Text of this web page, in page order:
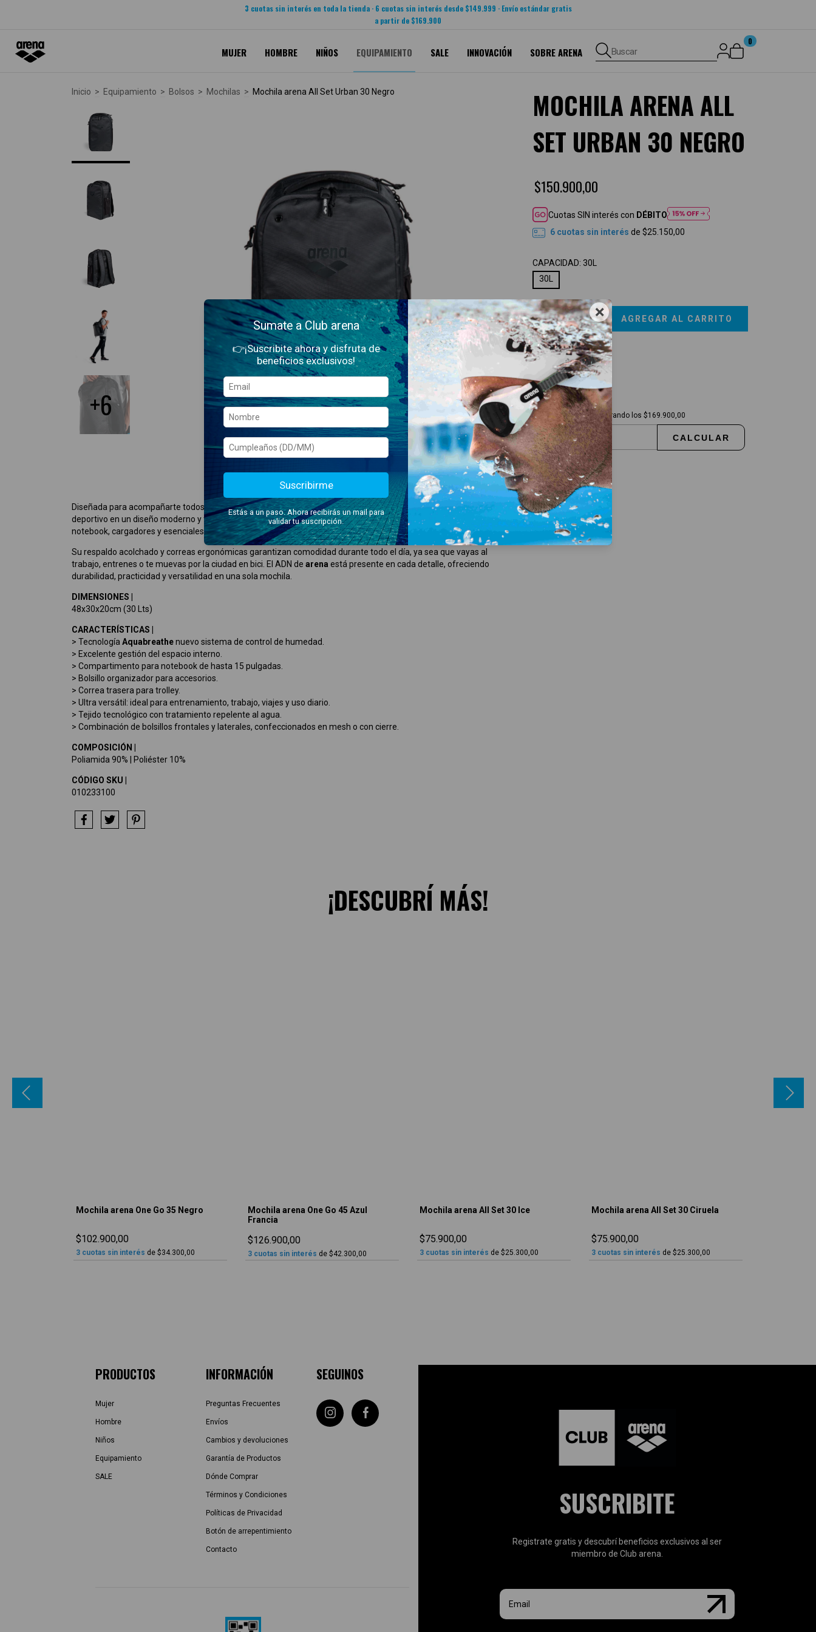
3 cuotas sin interés en toda la tienda · 6 cuotas sin interés desde $149.999 · Envío estándar gratis
a partir de $169.900
MUJER HOMBRE NIÑOS EQUIPAMIENTO SALE INNOVACIÓN SOBRE ARENA Buscar
0
Inicio > Equipamiento > Bolsos > Mochilas > Mochila arena All Set Urban 30 Negro
+6
Diseñada para acompañarte todos los días, la nueva mochilaarena All Set Urbancombina estilo urbano y el espíritu
deportivo en un diseño moderno y funcional de 30 litros. Ideal para el ritmo de la ciudad, te permite llevar tu
notebook, cargadores y esenciales de forma organizada gracias a sus compartimentos inteligentes.
Su respaldo acolchado y correas ergonómicas garantizan comodidad durante todo el día, ya sea que vayas al
trabajo, entrenes o te muevas por la ciudad en bici. El ADN de arena está presente en cada detalle, ofreciendo
durabilidad, practicidad y versatilidad en una sola mochila.
DIMENSIONES |
48x30x20cm (30 Lts)
CARACTERÍSTICAS |
> Tecnología Aquabreathenuevo sistema de control de humedad.
> Excelente gestión del espacio interno.
> Compartimento para notebook de hasta 15 pulgadas.
> Bolsillo organizador para accesorios.
> Correa trasera para trolley.
> Ultra versátil: ideal para entrenamiento, trabajo, viajes y uso diario.
> Tejido tecnológico con tratamiento repelente al agua.
> Combinación de bolsillos frontales y laterales, confeccionados en mesh o con cierre.
COMPOSICIÓN |
Poliamida 90% | Poliéster 10%
CÓDIGO SKU |
010233100
MOCHILA ARENA ALL
SET URBAN 30 NEGRO
$150.900,00
Cuotas SIN interés con DÉBITO
6cuotas sin interés de $25.150,00
CAPACIDAD: 30L
30L
Envío gratis
Entregas para el CP:
Envío gratissuperando los $169.900,00
CALCULAR
No sé mi código postal
¡DESCUBRÍ MÁS!
Mochila arena One Go 35 Negro
$102.900,00
3 cuotas sin interés de $34.300,00
Mochila arena One Go 45 Azul
Francia
$126.900,00
3 cuotas sin interés de $42.300,00
Mochila arena All Set 30 Ice
$75.900,00
3 cuotas sin interés de $25.300,00
Mochila arena All Set 30 Ciruela
$75.900,00
3 cuotas sin interés de $25.300,00
PRODUCTOS
Mujer
Hombre
Niños
Equipamiento
SALE
INFORMACIÓN
Preguntas Frecuentes
Envíos
Cambios y devoluciones
Garantía de Productos
Dónde Comprar
Términos y Condiciones
Políticas de Privacidad
Botón de arrepentimiento
Contacto
SEGUINOS
SUSCRIBITE
Registrate gratis y descubrí beneficios exclusivos al ser
miembro de Club arena.
×
Sumate a Club arena
👉¡Suscribite ahora y disfruta de
beneficios exclusivos!
Suscribirme
Estás a un paso. Ahora recibirás un mail para
validar tu suscripción.